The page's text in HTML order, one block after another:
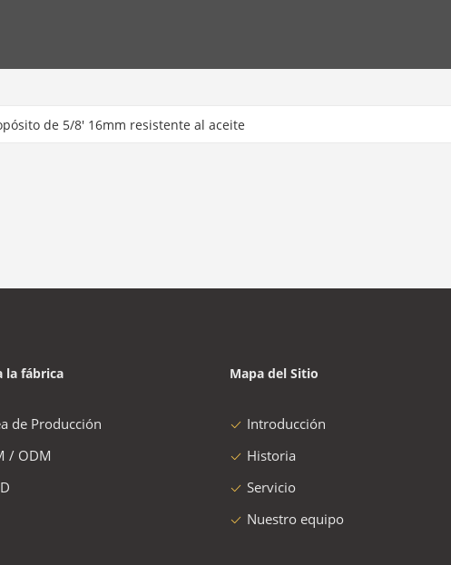
de 5/8' 16mm resistente al aceite
la fábrica
de Producción
/ ODM
Mapa del Sitio
Introducción
Historia
Servicio
Nuestro equipo